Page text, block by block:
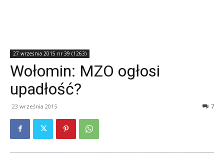
27 września 2015 nr 39 (1263)
Wołomin: MZO ogłosi
upadłość?
23 września 2015 7